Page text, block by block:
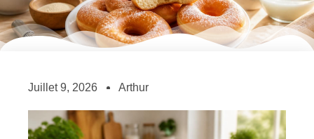
Juillet 9, 2026 Arthur